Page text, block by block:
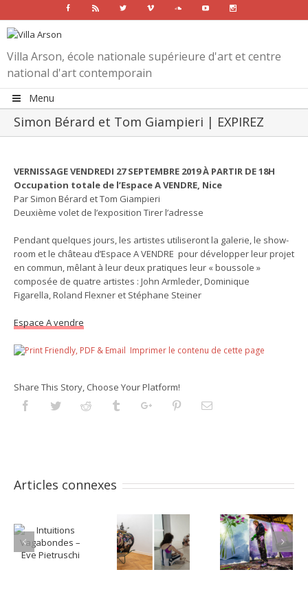
Facebook Rss Twitter Vimeo SoundcloudYoutube
Villa Arson, école nationale supérieure d'art et centre
national d'art contemporain
Menu
Simon Bérard et Tom Giampieri | EXPIREZ
Larger
Image
VERNISSAGE VENDREDI 27 SEPTEMBRE 2019 À PARTIR DE 18H
Occupation totale de l’Espace A VENDRE, Nice
Par Simon Bérard et Tom Giampieri
Deuxième volet de l’exposition Tirer l’adresse
Pendant quelques jours, les artistes utiliseront la galerie, le show-
room et le château d’Espace A VENDRE pour développer leur projet
en commun, mêlant à leur deux pratiques leur « boussole »
composée de quatre artistes : John Armleder, Dominique
Figarella, Roland Flexner et Stéphane Steiner
Espace A vendre
Imprimer le contenu de cette page
Share This Story, Choose Your Platform!
FacebookTwitterReddit TumblrGoogleplusPinterestEmail
Articles connexes